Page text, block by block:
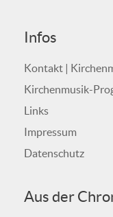
Infos
Kontakt |
Kirchenmusik-
Links
Impressum
Datenschutz
Aus der